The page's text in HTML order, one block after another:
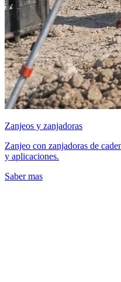
Zanjeos y zanjadoras
Zanjeo con zanjadoras de
y aplicaciones.
Saber mas